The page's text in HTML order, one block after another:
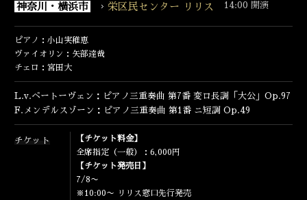
CONCERT
DISCOGRAPHY
ENGLISH
神奈川・横浜市 栄区民センター リリス 14:00 開演
ピアノ：小山実稚恵
ヴァイオリン：矢部達哉
チェロ：宮田大
L.v.ベートーヴェン：ピアノ三重奏曲 第7番 変ロ長調「大公」Op.97
F.メンデルスゾーン：ピアノ三重奏曲 第1番 ニ短調 Op.49
チケット
【チケット料金】
全席指定（一般）：6,000円
【チケット発売日】
7/8〜
※10:00〜 リリス窓口先行発売